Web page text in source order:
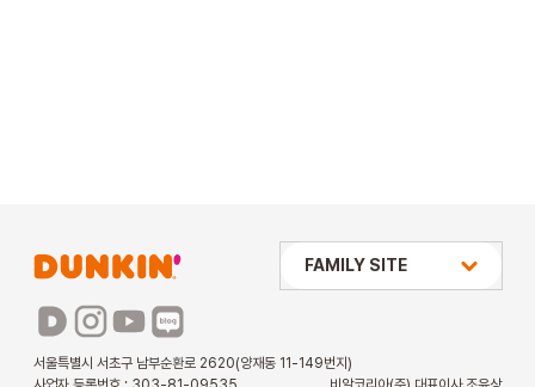
서울특별시 서초구 남부순환로 2620(양재동 11-149번지)
상미당 HOLDINGS
파리바게뜨
FAMILY SITE